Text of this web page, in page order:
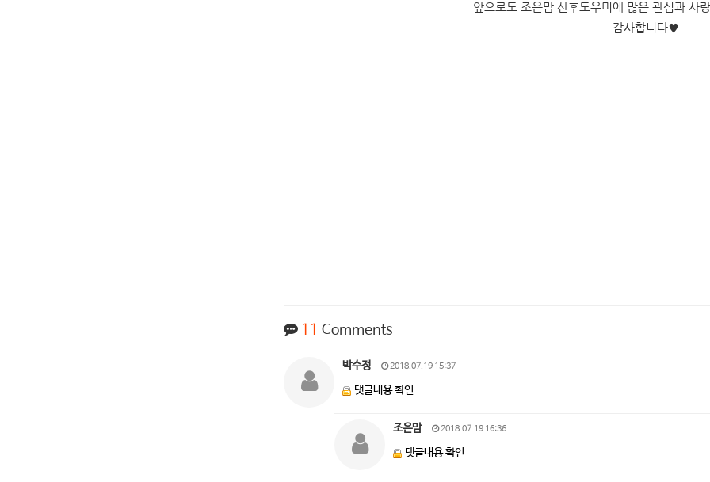
앞으로도 조은맘 산후도우미에 많은 관심과 사
감사합니다♥
11 Comments
박수정 2018.07.19 15:37
댓글내용 확인
조은맘 2018.07.19 16:36
댓글내용 확인